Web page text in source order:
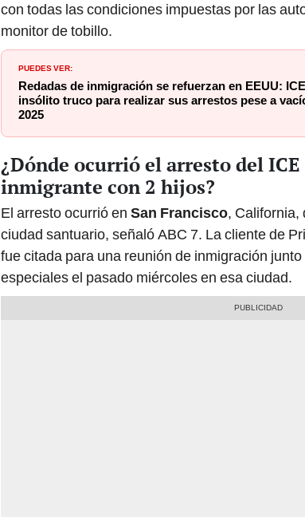
con todas las condiciones impuestas por las
monitor de tobillo.
PUEDES VER:
Redadas de inmigración se refuerzan en EEUU:
insólito truco para realizar sus arrestos pese a
2025
¿Dónde ocurrió el arresto del
inmigrante con 2 hijos?
El arresto ocurrió en San Francisco, California,
ciudad santuario, señaló ABC 7. La cliente de
fue citada para una reunión de inmigración
especiales el pasado miércoles en esa ciudad.